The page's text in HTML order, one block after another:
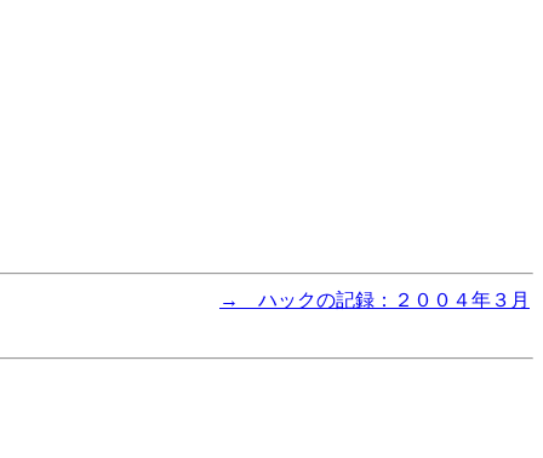
→ ハックの記録：２００４年３月